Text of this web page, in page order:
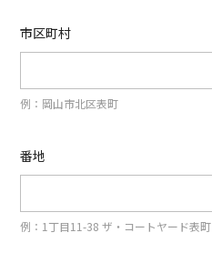
市区町村
例：岡山市北区表町
番地
例：1丁目11-38 ザ・コートヤード表町